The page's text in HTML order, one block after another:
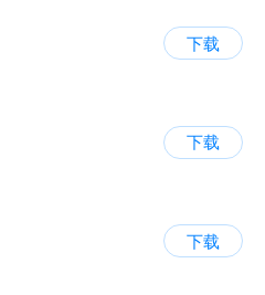
下载
下载
下载